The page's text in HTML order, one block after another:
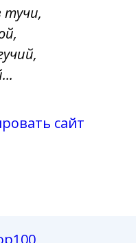
тучи,
сайт